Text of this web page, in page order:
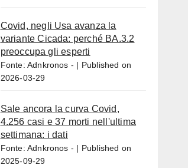
Covid, negli Usa avanza la
variante Cicada: perché BA.3.2
preoccupa gli esperti
Fonte: Adnkronos -
Published on
2026-03-29
Sale ancora la curva Covid,
4.256 casi e 37 morti nell'ultima
settimana: i dati
Fonte: Adnkronos -
Published on
2025-09-29